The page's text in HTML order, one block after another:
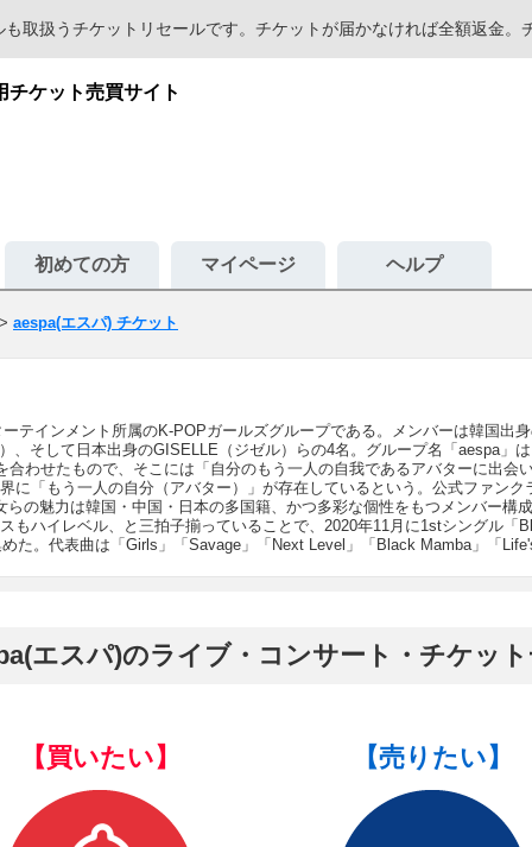
取扱うチケットリセールです。チケットが届かなければ全額返金
ケット売買サイト
初めての方 マイページ ヘルプ
> aespa(エスパ) チケット
テインメント所属のK-POPガールズグループである。メンバーは韓国出
、そして日本出身のGISELLE（ジゼル）らの4名。グループ名「aespa」
合わせたもので、そこには「自分のもう一人の自我であるアバターに出会
に「もう一人の自分（アバター）」が存在しているという。公式ファン
の魅力は韓国・中国・日本の多国籍、かつ多彩な個性をもつメンバー構
もハイレベル、と三拍子揃っていることで、2020年11月に1stシングル「
た。代表曲は「Girls」「Savage」「Next Level」「Black Mamba」「
エスパ)のライブ・コンサート・チケッ
【買いたい】 【売りたい】